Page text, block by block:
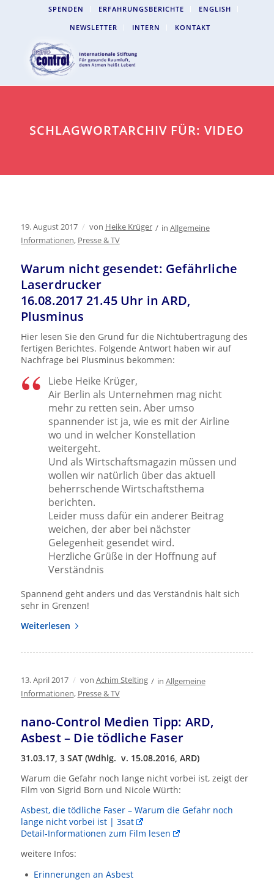
SPENDEN ERFAHRUNGSBERICHTE
ENGLISH
NEWSLETTER
INTERN KONTAKT
SCHLAGWORTARCHIV FÜR: VIDEO
19. August 2017 / von Heike Krüger / in Allgemeine
Informationen, Presse & TV
Warum nicht gesendet: Gefährliche
Laserdrucker
16.08.2017 21.45 Uhr in ARD,
Plusminus
Hier lesen Sie den Grund für die Nichtübertragung des
fertigen Berichtes. Folgende Antwort haben wir auf
Nachfrage bei Plusminus bekommen:
Liebe Heike Krüger,
Air Berlin als Unternehmen mag nicht
mehr zu retten sein. Aber umso
spannender ist ja, wie es mit der Airline
wo und in welcher Konstellation
weitergeht.
Und als Wirtschaftsmagazin müssen und
wollen wir natürlich über das aktuell
beherrschende Wirtschaftsthema
berichten.
Leider muss dafür ein anderer Beitrag
weichen, der aber bei nächster
Gelegenheit gesendet wird.
Herzliche Grüße in der Hoffnung auf
Verständnis
Spannend geht anders und das Verständnis hält sich
sehr in Grenzen!
Weiterlesen
13. April 2017 / von Achim Stelting / in Allgemeine
Informationen, Presse & TV
nano-Control Medien Tipp: ARD,
Asbest – Die tödliche Faser
31.03.17, 3 SAT (Wdhlg. v. 15.08.2016, ARD)
Warum die Gefahr noch lange nicht vorbei ist, zeigt der
Film von Sigrid Born und Nicole Würth:
Asbest, die tödliche Faser – Warum die Gefahr noch
lange nicht vorbei ist | 3sat
Detail-Informationen zum Film lesen
weitere Infos:
Erinnerungen an Asbest